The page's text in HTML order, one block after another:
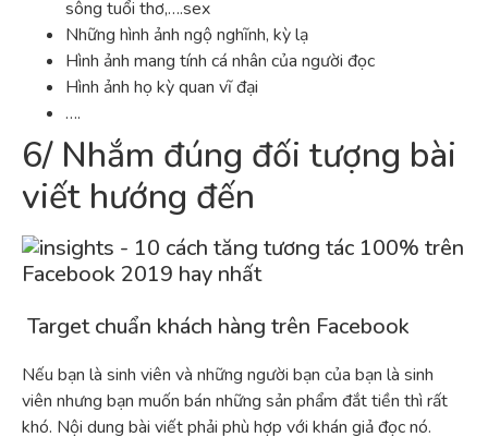
sông tuổi thơ,….sex
Những hình ảnh ngộ nghĩnh, kỳ lạ
Hình ảnh mang tính cá nhân của người đọc
Hình ảnh họ kỳ quan vĩ đại
….
6/ Nhắm đúng đối tượng bài
viết hướng đến
Target chuẩn khách hàng trên Facebook
Nếu bạn là sinh viên và những người bạn của bạn là sinh
viên nhưng bạn muốn bán những sản phẩm đắt tiền thì rất
khó. Nội dung bài viết phải phù hợp với khán giả đọc nó.